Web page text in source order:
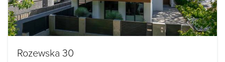
Rozewska 30